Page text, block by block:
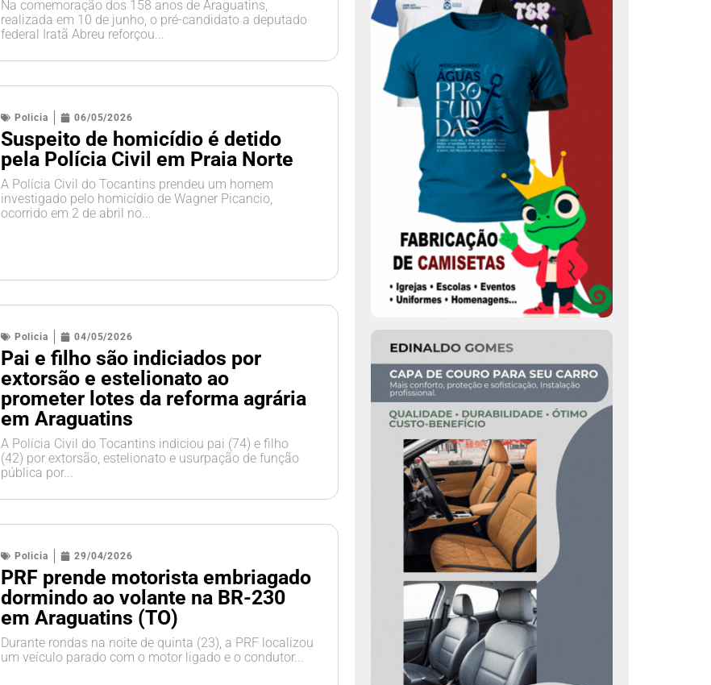
Na comemoração dos 158 anos de Araguatins,
realizada em 10 de junho, o pré-candidato a deputado
federal Iratã Abreu reforçou...
Policia 06/05/2026
Suspeito de homicídio é detido
pela Polícia Civil em Praia Norte
A Polícia Civil do Tocantins prendeu um homem
investigado pelo homicídio de Wagner Picancio,
ocorrido em 2 de abril no...
Policia 04/05/2026
Pai e filho são indiciados por
extorsão e estelionato ao
prometer lotes da reforma agrária
em Araguatins
A Polícia Civil do Tocantins indiciou pai (74) e filho
(42) por extorsão, estelionato e usurpação de função
pública por...
Policia 29/04/2026
PRF prende motorista embriagado
dormindo ao volante na BR-230
em Araguatins (TO)
Durante rondas na noite de quinta (23), a PRF localizou
um veículo parado com o motor ligado e o condutor...